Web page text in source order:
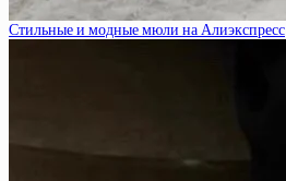
Стильные и модные мюли на Алиэкспресс